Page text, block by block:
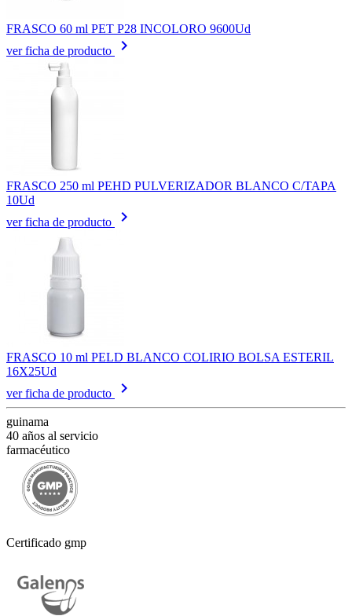
FRASCO 60 ml PET P28 INCOLORO 9600Ud
ver ficha de producto
keyboard_arrow_right
FRASCO 250 ml PEHD PULVERIZADOR BLANCO C/TAPA
10Ud
ver ficha de producto
keyboard_arrow_right
FRASCO 10 ml PELD BLANCO COLIRIO BOLSA ESTERIL
16X25Ud
ver ficha de producto
keyboard_arrow_right
guinama
40 años al servicio
farmacéutico
Certificado gmp